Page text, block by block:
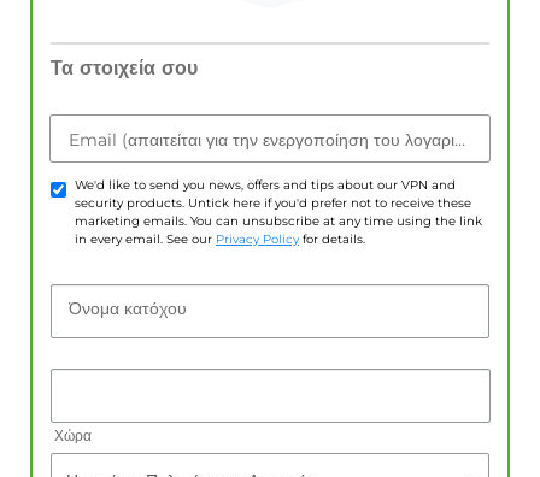
Τα στοιχεία σου
Email (απαιτείται για την ενεργοποίηση του λογαριασμού)
We'd like to send you news, offers and tips about our VPN and
security products. Untick here if you'd prefer not to receive these
marketing emails. You can unsubscribe at any time using the link
in every email. See our Privacy Policy for details.
Όνομα κατόχου
Χώρα